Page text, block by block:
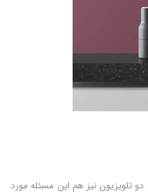
تلویزیون نیز هم این مسئله مورد